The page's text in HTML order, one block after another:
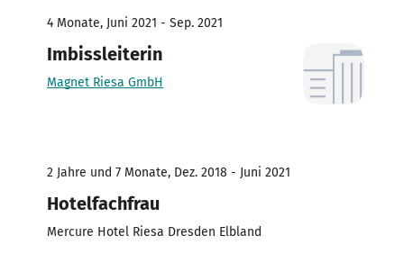
4 Monate, Juni 2021 - Sep. 2021
Imbissleiterin
Magnet Riesa GmbH
2 Jahre und 7 Monate, Dez. 2018 - Juni 2021
Hotelfachfrau
Mercure Hotel Riesa Dresden Elbland